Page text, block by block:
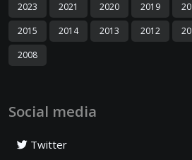
2023 2021 2020 2019
2015
2014 2013 2012
2008
Social media
Twitter